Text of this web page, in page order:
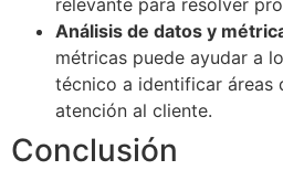
relevante para resolver
Análisis de datos y
métricas puede ayudar a
técnico a identificar áreas
atención al cliente.
Conclusión